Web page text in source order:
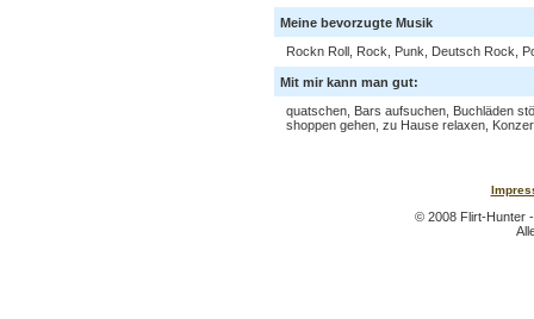
Meine bevorzugte Musik
Rockn Roll, Rock, Punk, Deutsch Rock,
Mit mir kann man gut:
quatschen, Bars aufsuchen, Buchläden
shoppen gehen, zu Hause relaxen,
© 2008 Flirt-Hunter